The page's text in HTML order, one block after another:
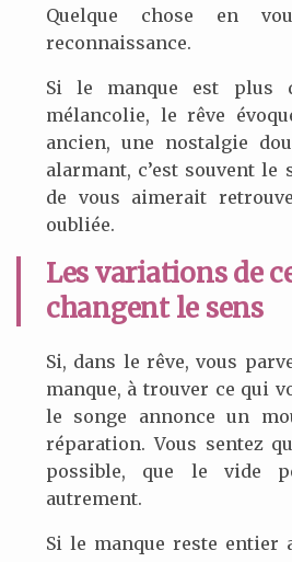
Quelque chose en
reconnaissance.
Si le manque est plus
mélancolie, le rêve
ancien, une nostalgie
alarmant, c’est souvent le
de vous aimerait
oubliée.
Les variations de
changent le sens
Si, dans le rêve, vous
manque, à trouver ce qui
le songe annonce un
réparation. Vous sentez
possible, que le vide
autrement.
Si le manque reste entier